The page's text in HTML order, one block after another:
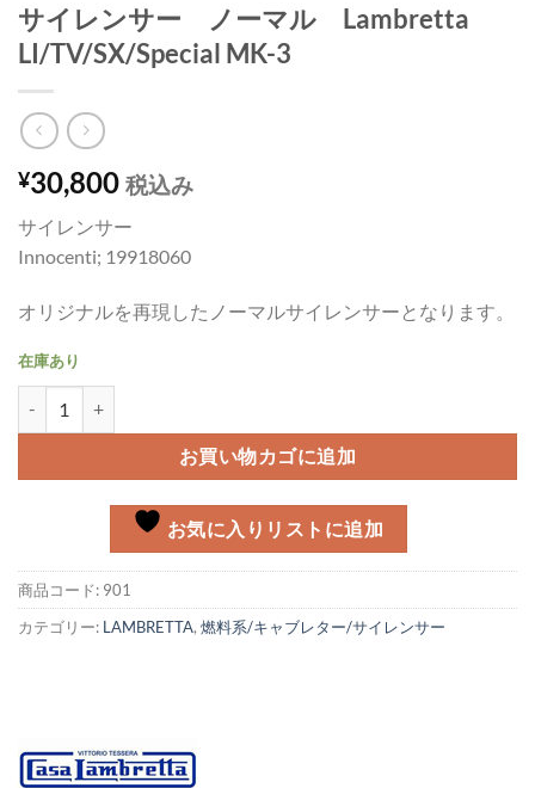
サイレンサー ノーマル Lambretta
LI/TV/SX/Special MK-3
¥30,800 税込み
サイレンサー
Innocenti; 19918060
オリジナルを再現したノーマルサイレンサーとなります。
在庫あり
お買い物カゴに追加
お気に入りリストに追加
商品コード: 901
カテゴリー: LAMBRETTA, 燃料系/キャブレター/サイレンサー